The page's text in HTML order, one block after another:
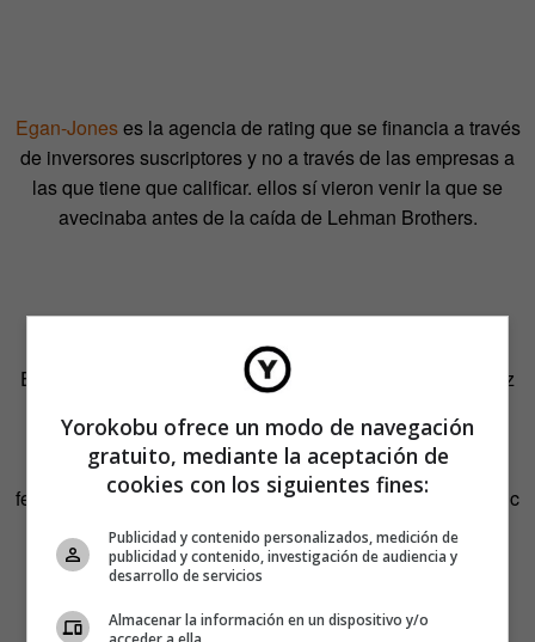
Egan-Joneses la agencia de rating que se financia a través
de inversores suscriptores y no a través de las empresas a
las que tiene que calificar. ellos sí vieron venir la que se
avecinaba antes de la caída de Lehman Brothers.
El fanfunding se ha convertido en una alternativa cada vez
musicales se refiere. Plataformas de crowdfunding como
Kickstarter se llenan de discos, vídeos musicales o
festivales en busca de unos dólares en prepago. Bandtastic
es una startup mejicana especializada en este tipo de
iniciativas.
Yorokobu ofrece un modo de navegación
gratuito, mediante la aceptación de
cookies con los siguientes fines:
Publicidad y contenido personalizados, medición de
publicidad y contenido, investigación de audiencia y
desarrollo de servicios
Almacenar la información en un dispositivo y/o